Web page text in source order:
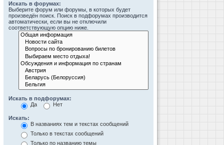
Искать в форумах:
Выберите форум или форумы, в которых будет
произведён поиск. Поиск в подфорумах производится
автоматически, если вы не отключили
соответствующую опцию ниже.
Искать в подфорумах:
Да
Нет
Искать:
В названиях тем и текстах сообщений
Только в текстах сообщений
Только по названию темы